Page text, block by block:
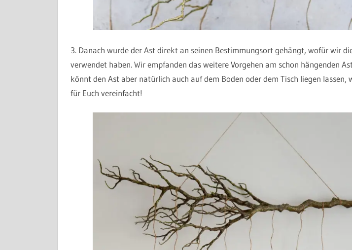
3. Danach wurde der Ast direkt an seinen Bestimmungsort gehängt, wofür wir
verwendet haben. Wir empfanden das weitere Vorgehen am schon hängenden
könnt den Ast aber natürlich auch auf dem Boden oder dem Tisch liegen lassen,
für Euch vereinfacht!